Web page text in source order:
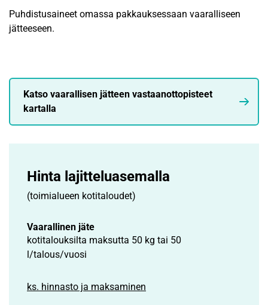
Puhdistusaineet omassa pakkauksessaan vaaralliseen
jätteeseen.
Katso vaarallisen jätteen vastaanottopisteet
kartalla
Hinta lajittelu­asemalla
(toimialueen kotitaloudet)
Vaarallinen jäte
kotitalouksilta maksutta 50 kg tai 50
l/talous/vuosi
ks. hinnasto ja maksaminen